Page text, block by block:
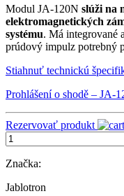
Modul JA-120N slúži na
elektromagnetických
systému. Má integrované
prúdový impulz potrebný
Stiahnuť technickú
Prohlášení o shodě – JA-
Rezervovať produkt
Značka:
Jablotron